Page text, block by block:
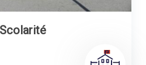
Scolarité